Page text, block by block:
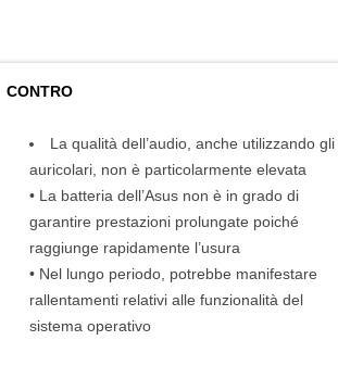
CONTRO
La qualità dell’audio, anche utilizzando gli
auricolari, non è particolarmente elevata
• La batteria dell’Asus non è in grado di
garantire prestazioni prolungate poiché
raggiunge rapidamente l’usura
• Nel lungo periodo, potrebbe manifestare
rallentamenti relativi alle funzionalità del
sistema operativo